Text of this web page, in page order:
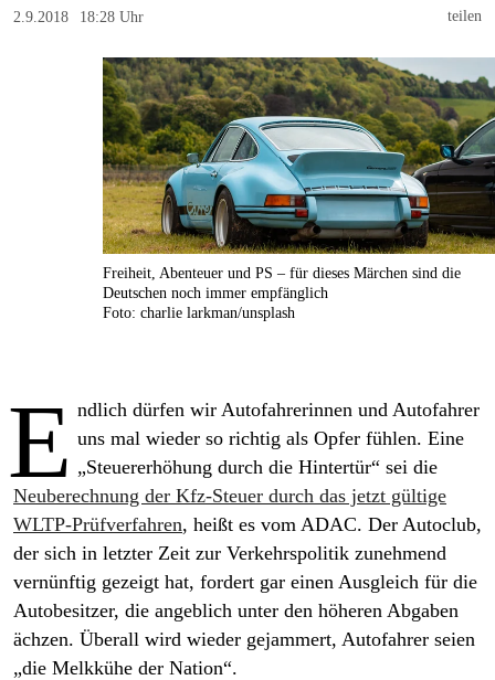
berlin
veranstaltungen
genossenschaft
epaper login
2.9.2018 18:28 Uhr teilen
Freiheit, Abenteuer und PS – für dieses Märchen sind die
Deutschen noch immer empfänglich
Foto: charlie larkman/unsplash
E ndlich dürfen wir Autofahrerinnen und Autofahrer
uns mal wieder so richtig als Opfer fühlen. Eine
„Steuererhöhung durch die Hintertür“ sei die
Neuberechnung der Kfz-Steuer durch das jetzt gültige
WLTP-Prüfverfahren, heißt es vom ADAC. Der Autoclub,
der sich in letzter Zeit zur Verkehrspolitik zunehmend
vernünftig gezeigt hat, fordert gar einen Ausgleich für die
Autobesitzer, die angeblich unter den höheren Abgaben
ächzen. Überall wird wieder gejammert, Autofahrer seien
„die Melkkühe der Nation“.